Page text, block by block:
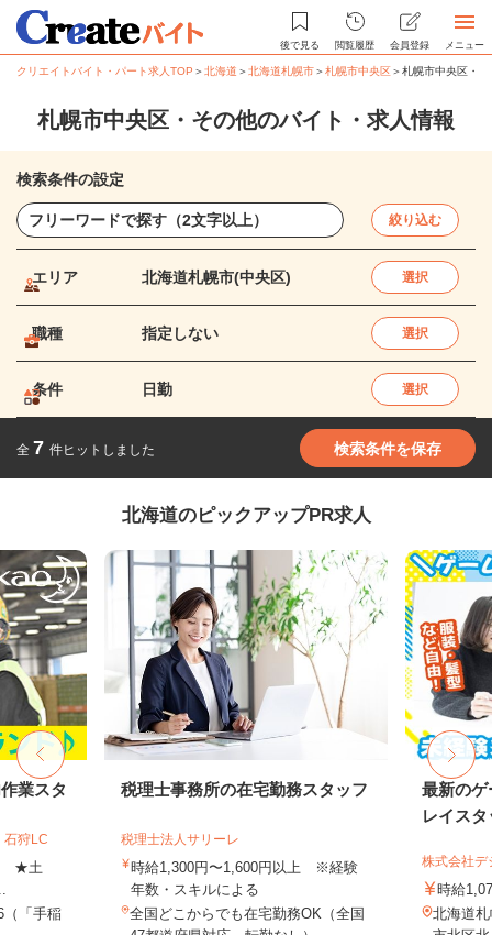
後で見る 閲覧履歴 会員登録 メニュー
クリエイトバイト・パート求人TOP ＞北海道 ＞北海道札幌市＞札幌市中央区＞札幌市中央区・
札幌市中央区・その他のバイト・求人情報
検索条件の設定
絞り込む
エリア 北海道札幌市(中央区) 選択
職種 指定しない 選択
条件 日勤 選択
全 7 件ヒットしました 検索条件を保存
北海道のピックアップPR求人
業スタ
狩LC
★土
（「手稲
税理士事務所の在宅勤務スタッフ
税理士法人サリーレ
時給1,300円〜1,600円以上 ※経験
年数・スキルによる
全国どこからでも在宅勤務OK（全国
最新のゲ
レイスタ
株式会社
時給
北海道